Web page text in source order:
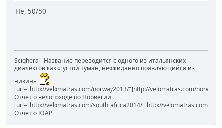
Не, 50/50
Scighera - Название переводится с одного из итальянских
диалектов как «густой туман, неожиданно появляющийся из
низин»
[url="http://velomatras.com/norway2013/"]http://velomatras.com/
Отчет о велопоходе по Норвегии
[url="http://velomatras.com/south_africa2014/"]http://velomatras.com/
Отчет о ЮАР